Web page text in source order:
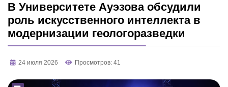
В Университете Ауэзова обсудили
роль искусственного интеллекта в
модернизации геологоразведки
24 июля 2026 Просмотров: 41